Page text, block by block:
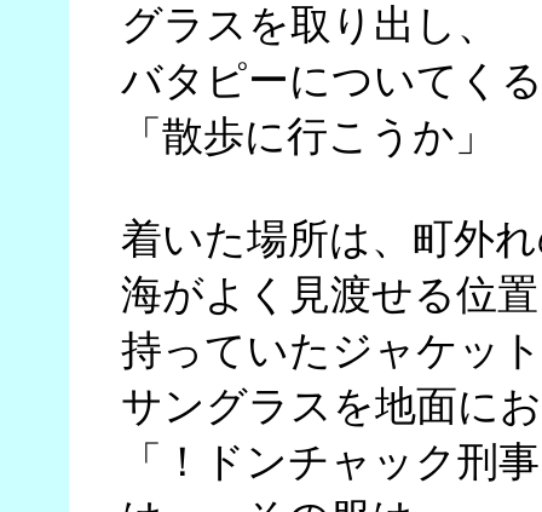
グラスを取り出し、
バタピーについてく
「散歩に行こうか」
着いた場所は、町外
海がよく見渡せる位
持っていたジャケッ
サングラスを地面に
「！ドンチャック刑